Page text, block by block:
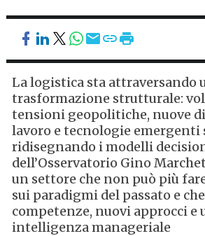
La logistica sta attraversando
trasformazione strutturale:
tensioni geopolitiche, nuove
lavoro e tecnologie emergenti
ridisegnando i modelli
dell’Osservatorio Gino
un settore che non può più
sui paradigmi del passato e
competenze, nuovi approcci e
intelligenza manageriale